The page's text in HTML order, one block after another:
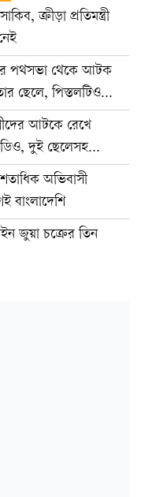
ক্রীড়া প্রতিমন্ত্রী
পথসভা থেকে আটক
ছেলে, পিস্তলটিও
আটকে রেখে
দুই ছেলেসহ
অভিবাসী
বাংলাদেশি
জুয়া চক্রের তিন